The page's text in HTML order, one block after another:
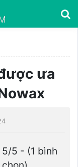
ưa
5/5 - (1 bình